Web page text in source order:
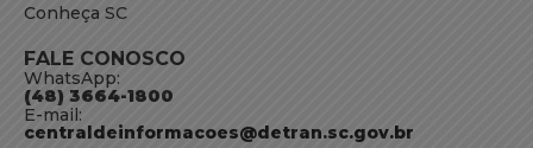
Conheça SC
FALE CONOSCO
WhatsApp:
(48) 3664-1800
E-mail:
centraldeinformacoes@detran.sc.gov.br